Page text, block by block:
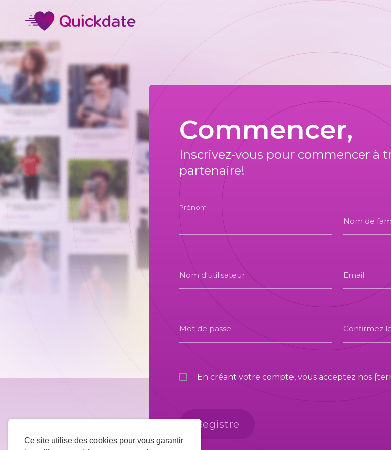
Ce site utilise des cookies pour vous garantir
Commencer,
Inscrivez-vous pour commencer à
partenaire!
Prénom
Nom de
Nom d'utilisateur Email
Mot de passe Confirmez
En créant votre compte, vous acceptez nos
Registre